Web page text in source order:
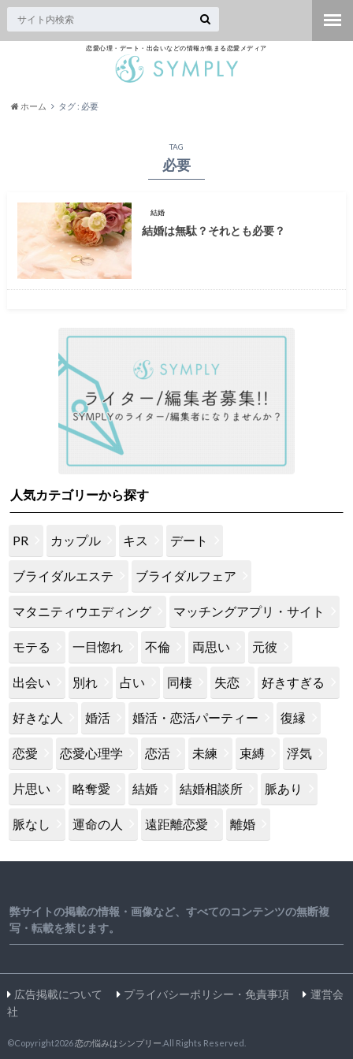
恋愛心理・デート・出会いなどの情報が集まる恋愛メディア
ホーム タグ : 必要
TAG
必要
結婚
結婚は無駄？それとも必要？
人気カテゴリーから探す
PR カップル キス デート
ブライダルエステ ブライダルフェア
マタニティウエディング マッチングアプリ・サイト
モテる 一目惚れ 不倫 両思い 元彼
出会い 別れ 占い 同棲 失恋 好きすぎる
好きな人 婚活 婚活・恋活パーティー 復縁
恋愛 恋愛心理学 恋活 未練 束縛 浮気
片思い 略奪愛 結婚 結婚相談所 脈あり
脈なし 運命の人 遠距離恋愛 離婚
弊サイトの掲載の情報・画像など、すべてのコンテンツの無断複
写・転載を禁じます。
広告掲載について プライバシーポリシー・免責事項
運営会
社
©Copyright2026恋の悩みはシンプリー .All Rights Reserved.